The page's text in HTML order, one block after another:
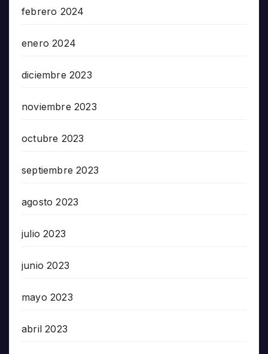
febrero 2024
enero 2024
diciembre 2023
noviembre 2023
octubre 2023
septiembre 2023
agosto 2023
julio 2023
junio 2023
mayo 2023
abril 2023